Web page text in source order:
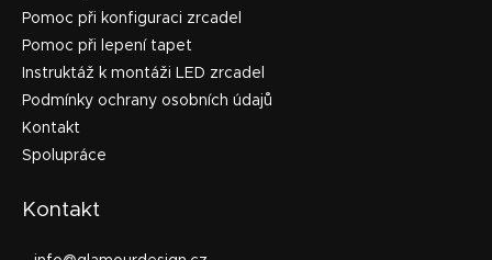
Pomoc při konfiguraci zrcadel
Pomoc při lepení tapet
Instruktáž k montáži LED zrcadel
Podmínky ochrany osobních údajů
Kontakt
Spolupráce
Kontakt